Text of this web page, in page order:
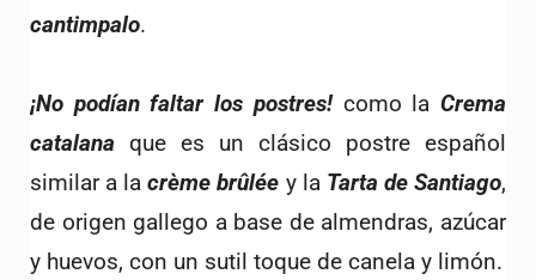
cantimpalo.
¡No podían faltar los postres! como la Crema
catalana que es un clásico postre español
similar a la crème brûlée y la Tarta de Santiago,
de origen gallego a base de almendras, azúcar
y huevos, con un sutil toque de canela y limón.